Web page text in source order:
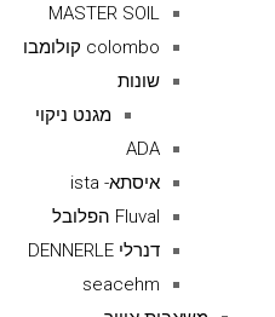
MASTER SOIL
colombo קולומבו
שונות
מגנט ניקוי
ADA
איסתא- ista
Fluval הפלובל
דנרלי DENNERLE
seacehm